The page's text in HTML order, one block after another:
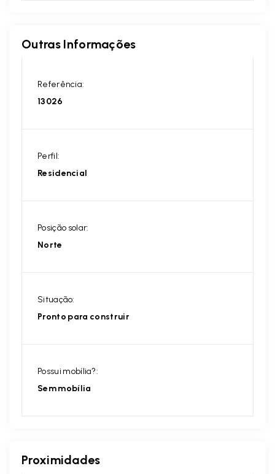
Outras Informações
Referência:
13026
Perfil:
Residencial
Posição solar:
Norte
Situação:
Pronto para construir
Possui mobília?:
Sem mobília
Proximidades